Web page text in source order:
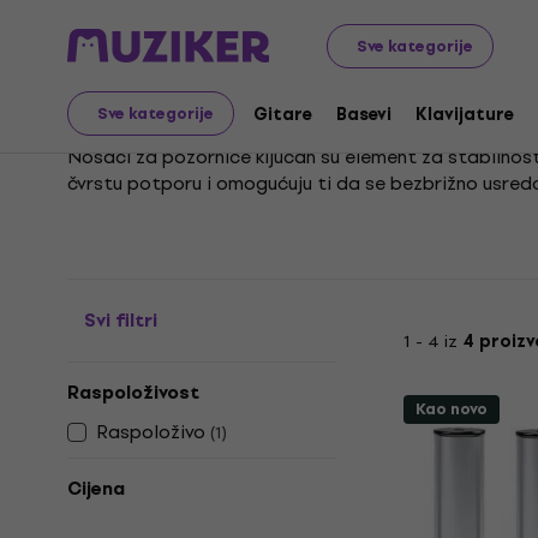
Sve kategorije
Sve kategorije Gitare Basevi Klavijature
Glazbeni instrumenti Konstrukcije za pozornicu
Nosači scenskih
Nosači za pozornice ključan su element za
čvrstu potporu i omogućuju ti da se bezbrižno
Svi filtri
Raspoloživost
Raspoloživo (1)
Cijena
1 - 4 iz 4
Kao novo